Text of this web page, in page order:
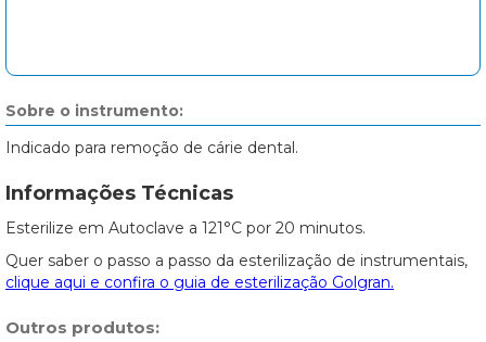
Sobre o instrumento:
Indicado para remoção de cárie dental.
Informações Técnicas
Esterilize em Autoclave a 121°C por 20 minutos.
Quer saber o passo a passo da esterilização de instrumentais,
clique aqui e confira o guia de esterilização Golgran.
Outros produtos: